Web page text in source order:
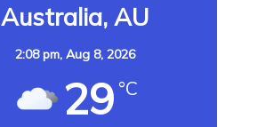
Australia, AU
2:08 pm, Aug 8, 2026
29 °C